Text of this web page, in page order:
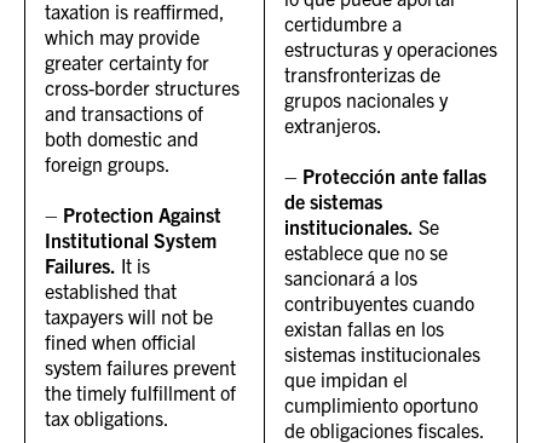
taxation is reaffirmed,
which may provide
greater certainty for
cross-border structures
and transactions of
both domestic and
foreign groups.
– Protection Against
Institutional System
Failures. It is
established that
taxpayers will not be
fined when official
system failures prevent
the timely fulfillment of
tax obligations.
certidumbre a
estructuras y operaciones
transfronterizas de
grupos nacionales y
extranjeros.
– Protección ante fallas
de sistemas
institucionales. Se
establece que no se
sancionará a los
contribuyentes cuando
existan fallas en los
sistemas institucionales
que impidan el
cumplimiento oportuno
de obligaciones fiscales.